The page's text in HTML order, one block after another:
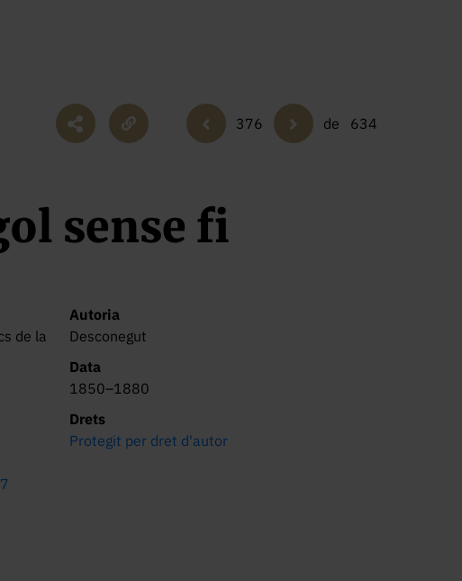
376 de 634
sense fi
de la
Autoria
Desconegut
Data
1850–1880
Drets
Protegit per dret d'autor